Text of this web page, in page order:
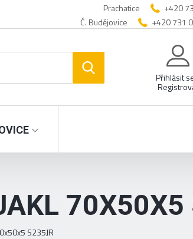
Prachatice +420
Č. Budějovice
+420 731
Přihlásit
S235JR